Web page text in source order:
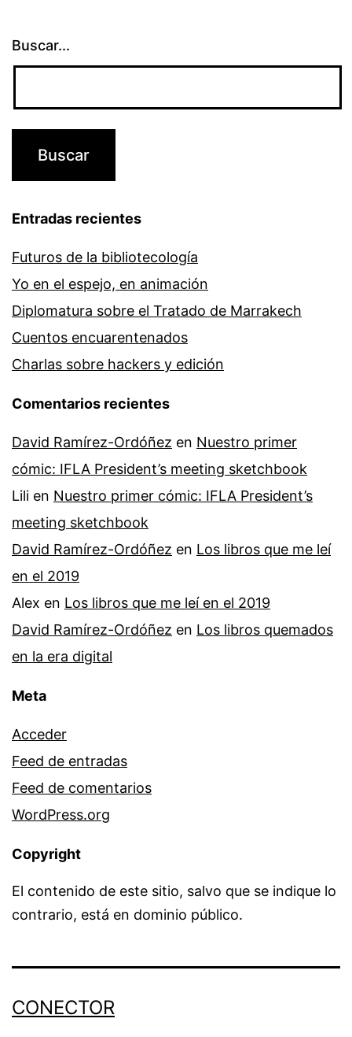
Buscar...
Entradas recientes
Futuros de la bibliotecología
Yo en el espejo, en animación
Diplomatura sobre el Tratado de Marrakech
Cuentos encuarentenados
Charlas sobre hackers y edición
Comentarios recientes
David Ramírez-Ordóñez en Nuestro primer
cómic: IFLA President’s meeting sketchbook
Lili en Nuestro primer cómic: IFLA President’s
meeting sketchbook
David Ramírez-Ordóñez en Los libros que me leí
en el 2019
Alex en Los libros que me leí en el 2019
David Ramírez-Ordóñez en Los libros quemados
en la era digital
Meta
Acceder
Feed de entradas
Feed de comentarios
WordPress.org
Copyright
El contenido de este sitio, salvo que se indique lo
contrario, está en dominio público.
CONECTOR